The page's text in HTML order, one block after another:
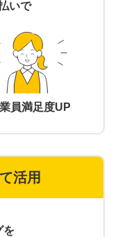
いで
員満足度UP
活用
を